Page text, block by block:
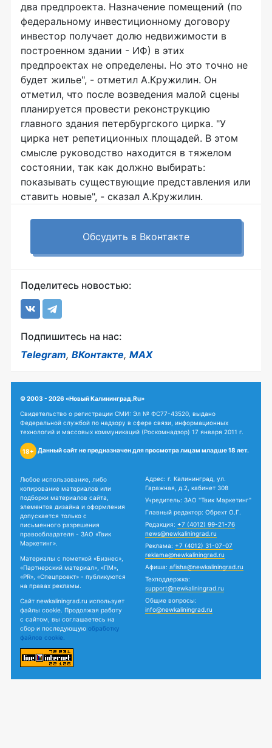
два предпроекта. Назначение помещений (по
федеральному инвестиционному договору
инвестор получает долю недвижимости в
построенном здании - ИФ) в этих
предпроектах не определены. Hо это точно не
будет жилье", - отметил А.Кружилин. Он
отметил, что после возведения малой сцены
планируется провести реконструкцию
главного здания петербургского цирка. "У
цирка нет репетиционных площадей. В этом
смысле руководство находится в тяжелом
состоянии, так как должно выбирать:
показывать существующие представления или
ставить новые", - сказал А.Кружилин.
Обсудить в Вконтакте
Поделитесь новостью:
Подпишитесь на нас:
Telegram, ВКонтакте, MAX
© 2003 - 2026 «Новый Калининград.Ru»
Свидетельство о регистрации СМИ: Эл № ФС77-43520, выдано
Федеральной службой по надзору в сфере связи, информационных
технологий и массовых коммуникаций (Роскомнадзор) 17 января 2011 г.
18+ Данный сайт не предназначен для просмотра лицам младше 18 лет.
Любое использование, либо
копирование материалов или
подборки материалов сайта,
элементов дизайна и оформления
допускается только с
письменного разрешения
правообладателя - ЗАО «Твик
Маркетинг».
Материалы с пометкой «Бизнес»,
«Партнерский материал», «ПМ»,
«PR», «Спецпроект» - публикуются
на правах рекламы.
Сайт newkaliningrad.ru использует
файлы cookie. Продолжая работу
с сайтом, вы соглашаетесь на
сбор и последующую обработку
файлов cookie.
Адрес: г. Калининград, ул.
Гаражная, д.2, кабинет 308
Учредитель: ЗАО "Твик Маркетинг"
Главный редактор: Обрехт О.Г.
Редакция: +7 (4012) 99-21-76
news@newkaliningrad.ru
Реклама: +7 (4012) 31-07-07
reklama@newkaliningrad.ru
Афиша: afisha@newkaliningrad.ru
Техподдержка:
support@newkaliningrad.ru
Общие вопросы:
info@newkaliningrad.ru